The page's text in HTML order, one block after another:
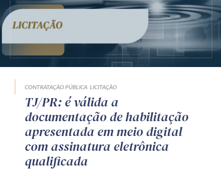
CONTRATAÇÃO PÚBLICA LICITAÇÃO
TJ/PR: é válida a
documentação de habilitação
apresentada em meio digital
com assinatura eletrônica
qualificada